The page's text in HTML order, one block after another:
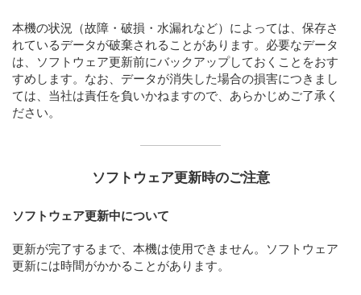
本機の状況（故障・破損・水漏れなど）によっては、保存さ
れているデータが破棄されることがあります。必要なデータ
は、ソフトウェア更新前にバックアップしておくことをおす
すめします。なお、データが消失した場合の損害につきまし
ては、当社は責任を負いかねますので、あらかじめご了承く
ださい。
ソフトウェア更新時のご注意
ソフトウェア更新中について
更新が完了するまで、本機は使用できません。ソフトウェア
更新には時間がかかることがあります。